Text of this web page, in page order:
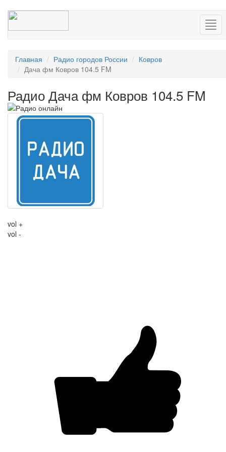
Главная Радио городов России
Ковров
Дача фм Ковров 104.5 FM
Радио Дача фм Ковров 104.5 FM
vol +
vol -